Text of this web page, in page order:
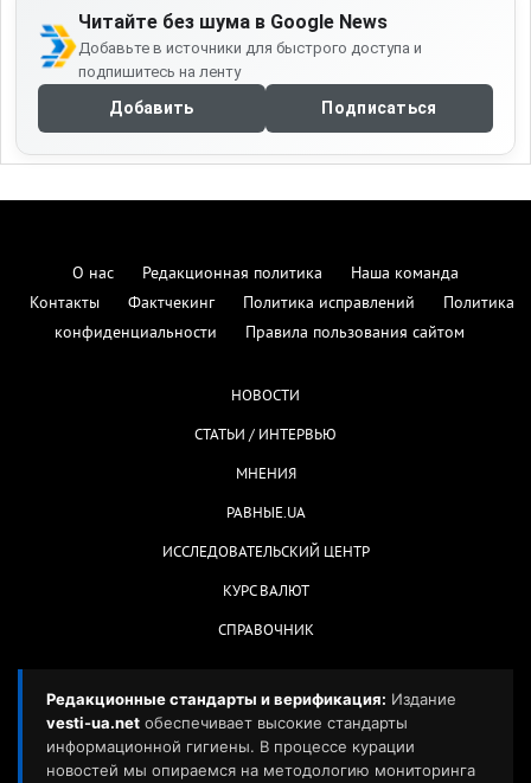
Читайте без шума в Google News
Добавьте в источники для быстрого доступа и
подпишитесь на ленту
Добавить Подписаться
О нас Редакционная политика
Наша команда
Контакты
Фактчекинг Политика исправлений
Политика
конфиденциальности
Правила пользования сайтом
НОВОСТИ
СТАТЬИ / ИНТЕРВЬЮ
МНЕНИЯ
РАВНЫЕ.UA
ИССЛЕДОВАТЕЛЬСКИЙ ЦЕНТР
КУРС ВАЛЮТ
СПРАВОЧНИК
Редакционные стандарты и верификация: Издание
vesti-ua.net обеспечивает высокие стандарты
информационной гигиены. В процессе курации
новостей мы опираемся на методологию мониторинга